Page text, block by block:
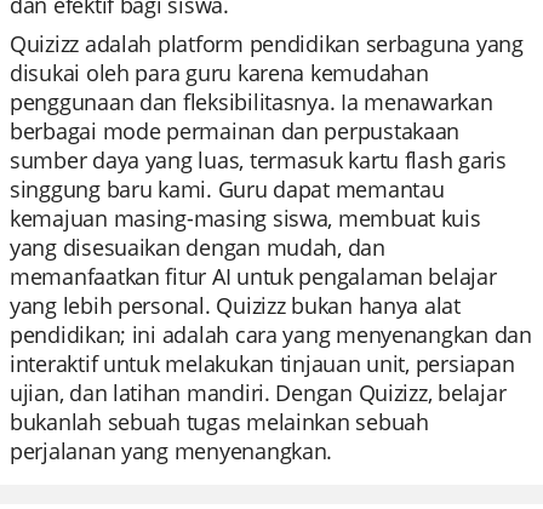
Quizizz adalah platform pendidikan serbaguna yang
disukai oleh para guru karena kemudahan
penggunaan dan fleksibilitasnya. Ia menawarkan
berbagai mode permainan dan perpustakaan
sumber daya yang luas, termasuk kartu flash garis
singgung baru kami. Guru dapat memantau
kemajuan masing-masing siswa, membuat kuis
yang disesuaikan dengan mudah, dan
memanfaatkan fitur AI untuk pengalaman belajar
yang lebih personal. Quizizz bukan hanya alat
pendidikan; ini adalah cara yang menyenangkan dan
interaktif untuk melakukan tinjauan unit, persiapan
ujian, dan latihan mandiri. Dengan Quizizz, belajar
bukanlah sebuah tugas melainkan sebuah
perjalanan yang menyenangkan.